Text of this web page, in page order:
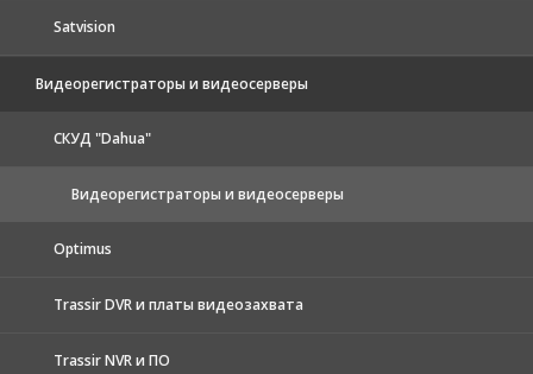
Satvision
Видеорегистраторы и видеосерверы
CКУД "Dahua"
Видеорегистраторы и видеосерверы
Optimus
Trassir DVR и платы видеозахвата
Trassir NVR и ПО